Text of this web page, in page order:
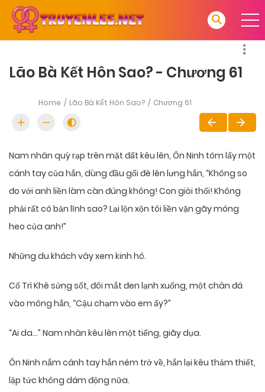
Lão Bà Kết Hôn Sao? - Chương 61
Home Lão Bà Kết Hôn Sao? Chương 61
Nam nhân quỳ rạp trên mặt đất kêu lên, Ôn Ninh tóm lấy một
cánh tay của hắn, dùng đầu gối đè lên lưng hắn, “Không so
đo với anh liền làm càn đúng không! Con giòi thối! Không
phải rất có bản lĩnh sao? Lại lộn xộn tôi liền vặn gãy móng
heo của anh!”
Những du khách vây xem kinh hô.
Cố Trì Khê sửng sốt, đôi mắt đen lạnh xuống, một chân đá
vào mông hắn, “Cậu chạm vào em ấy?”
“Ai da…” Nam nhân kêu lên một tiếng, giãy dụa.
Ôn Ninh nắm cánh tay hắn ném trở về, hắn lại kêu thảm thiết,
lập tức không dám động nữa.